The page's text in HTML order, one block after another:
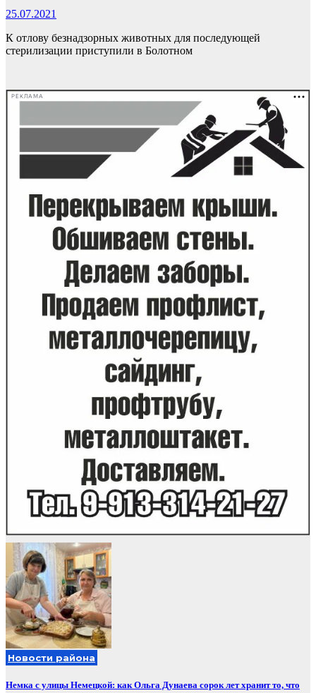
25.07.2021
К отлову безнадзорных животных для последующей
стерилизации приступили в Болотном
РЕКЛАМА
Новости района
Немка с улицы Немецкой: как Ольга Дунаева сорок лет хранит то, что